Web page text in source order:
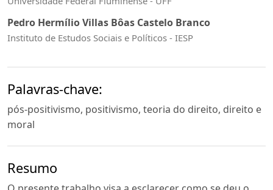
Pedro Hermílio Villas Bôas Castelo Branco
Instituto de Estudos Sociais e Políticos - IESP
Palavras-chave:
pós-positivismo, positivismo, teoria do direito, direito e
moral
Resumo